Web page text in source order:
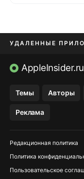
УДАЛЕННЫЕ
ПРИЛОЖЕНИЯ БЕЗ
AppleInsider.ru
Темы Авторы
Реклама
Редакционная политика
Политика
Пользовательское